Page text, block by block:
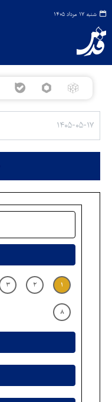
شنبه ۱۷ مرداد ۱۴۰۵
۱ ۲ ۳
۸